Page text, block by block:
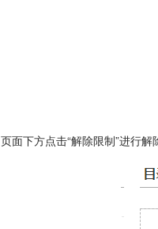
页面下方点击“解除限制”进行解